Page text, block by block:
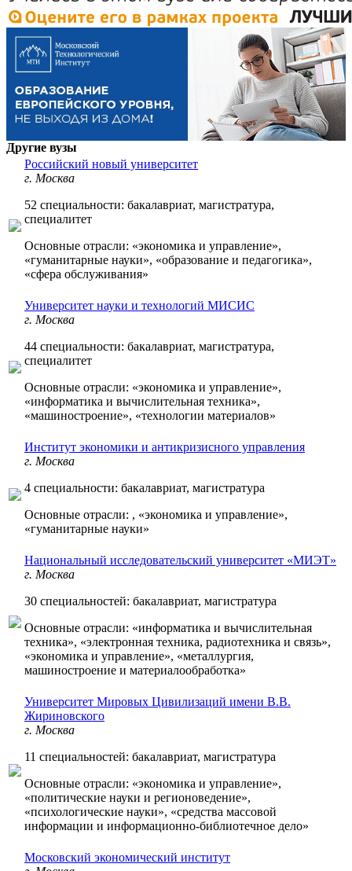
Другие вузы
Российский новый университет
г. Москва
52 специальности: бакалавриат, магистратура,
специалитет
Основные отрасли: «экономика и управление»,
«гуманитарные науки», «образование и педагогика»,
«сфера обслуживания»
Университет науки и технологий МИСИС
г. Москва
44 специальности: бакалавриат, магистратура,
специалитет
Основные отрасли: «экономика и управление»,
«информатика и вычислительная техника»,
«машиностроение», «технологии материалов»
Институт экономики и антикризисного управления
г. Москва
4 специальности: бакалавриат, магистратура
Основные отрасли: , «экономика и управление»,
«гуманитарные науки»
Национальный исследовательский университет «МИЭТ»
г. Москва
30 специальностей: бакалавриат, магистратура
Основные отрасли: «информатика и вычислительная
техника», «электронная техника, радиотехника и связь»,
«экономика и управление», «металлургия,
машиностроение и материалообработка»
Университет Мировых Цивилизаций имени В.В.
Жириновского
г. Москва
11 специальностей: бакалавриат, магистратура
Основные отрасли: «экономика и управление»,
«политические науки и регионоведение»,
«психологические науки», «средства массовой
информации и информационно-библиотечное дело»
Московский экономический институт